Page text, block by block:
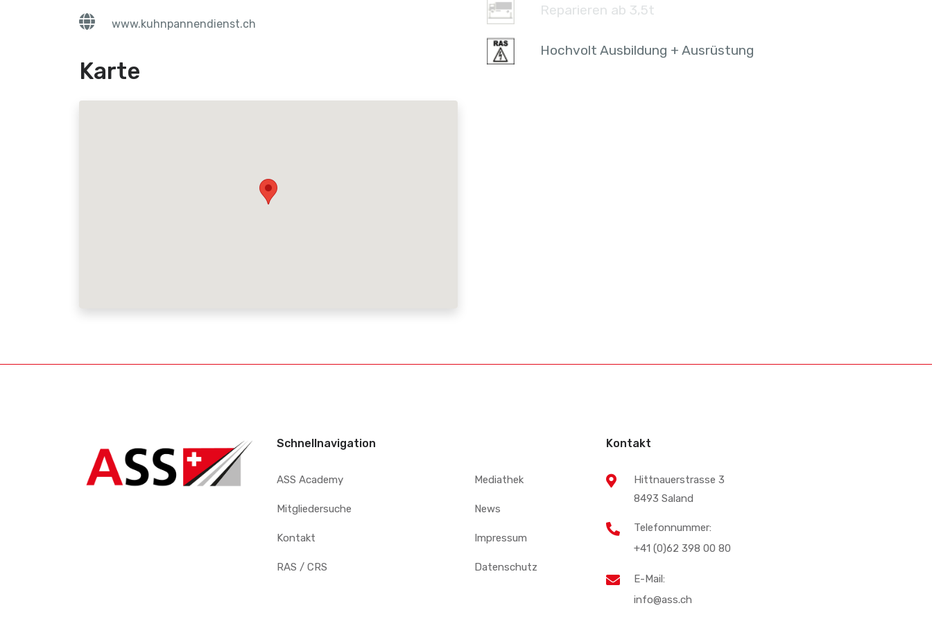
www.kuhnpannendienst.ch
Karte
Reparieren ab 3,5t
Hochvolt Ausbildung + Ausrüstung
Schnellnavigation
ASS Academy
Mitgliedersuche
Kontakt
RAS / CRS
Mediathek
News
Impressum
Datenschutz
Kontakt
Hittnauerstrasse 3
8493 Saland
Telefonnummer:
+41 (0)62 398 00 80
E-Mail:
info@ass.ch